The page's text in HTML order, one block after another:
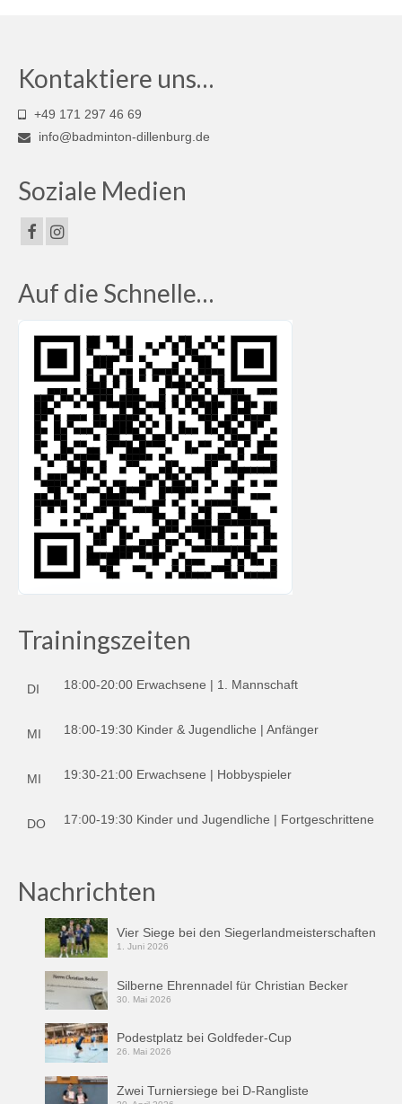
Tabelle Bezirksoberliga | Saison
Tabelle Bezirksliga B | Saison 2025/2026
Tabelle Jugendklasse | Saison 2024/2025
Tabelle Schülerklasse | Saison 2024/2025
Tabelle U15-Mini | Saison 2024/2025
Tabelle U13-Mini | Saison 2024/2025
Saison 2023/2024
Tabelle Verbandsliga Nord | Saison
2023/2024
Tabelle Jugendklasse | Saison 2023/2024
Tabelle U19-Mini | Saison 2023/2024
Tabelle U17-Mini | Saison 2023/2024
Tabelle U15-Mini | Saison 2023/2024
Saison 2019/2020
Saison 2017/2018
Saison 2016/2017
Saison 2015/2016
Saison 2014/2015
Saison 2013/2014
Turniere
Kontaktiere uns…
+49 171 297 46 69
info@badminton-dillenburg.de
Soziale Medien
Auf die Schnelle…
Trainingszeiten
DI 18:00-20:00 Erwachsene | 1. Mannschaft
MI 18:00-19:30 Kinder & Jugendliche | Anfänger
MI 19:30-21:00 Erwachsene | Hobbyspieler
DO 17:00-19:30 Kinder und Jugendliche | Fortgeschrittene
Nachrichten
Vier Siege bei den Siegerlandmeisterschaften
1. Juni 2026
Silberne Ehrennadel für Christian Becker
30. Mai 2026
Podestplatz bei Goldfeder-Cup
26. Mai 2026
Zwei Turniersiege bei D-Rangliste